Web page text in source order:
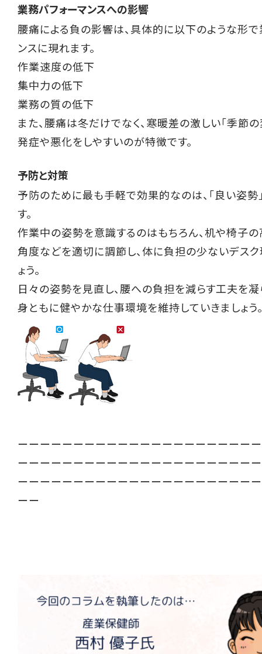
業務パフォーマンスへの影響
腰痛による負の影響は、具体的に以下のような形
ンスに現れます。
作業速度の低下
集中力の低下
業務の質の低下
また、腰痛は冬だけでなく、寒暖差の激しい「季節
発症や悪化をしやすいのが特徴です。
予防と対策
予防のために最も手軽で効果的なのは、「良い姿勢
す。
作業中の姿勢を意識するのはもちろん、机や椅子の
角度などを適切に調節し、体に負担の少ないデス
ょう。
日々の姿勢を見直し、腰への負担を減らす工夫を凝
身ともに健やかな仕事環境を維持していきましょう
ーーーーーーーーーーーーーーーーーーーーー
ーーーーーーーーーーーーーーーーーーーーー
ーーーーーーーーーーーーーーーーーーーーー
ーー